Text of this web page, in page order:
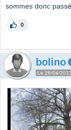
sommes donc
0
bolino
Le 26/04/